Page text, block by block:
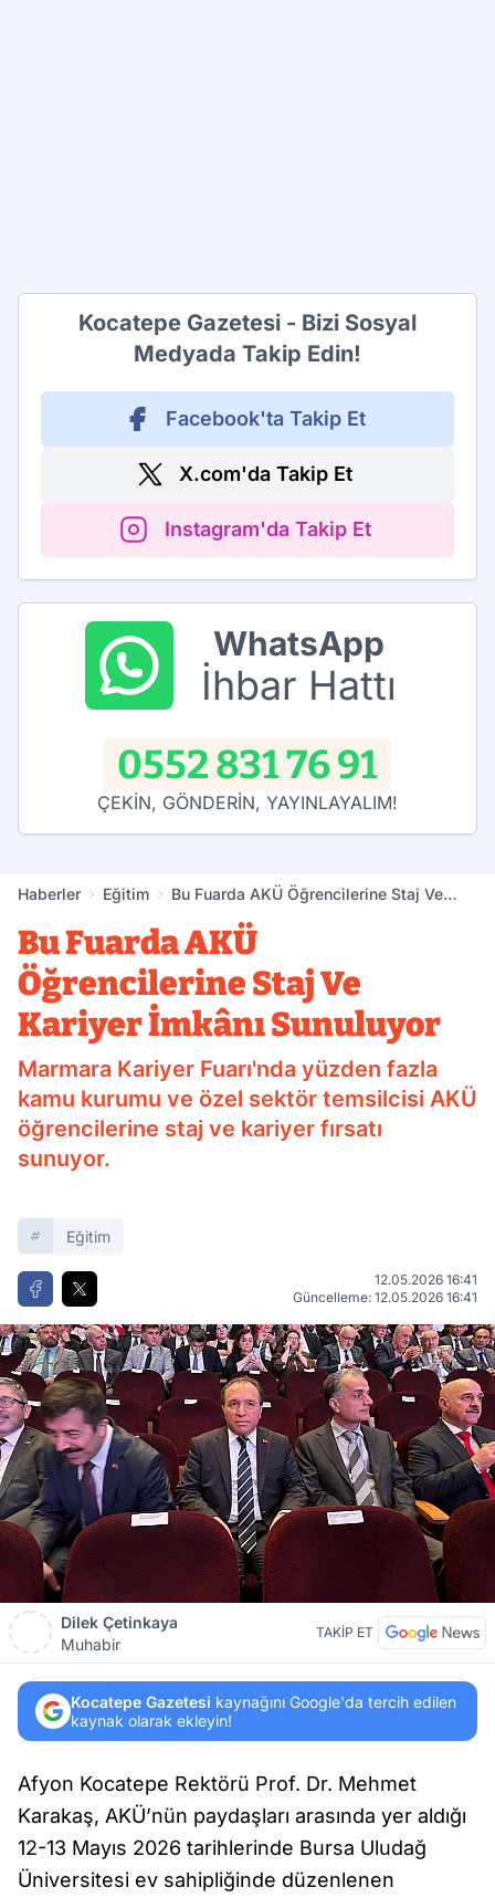
Kocatepe Gazetesi - Bizi Sosyal
Medyada Takip Edin!
Facebook'ta Takip Et
X.com'da Takip Et
Instagram'da Takip Et
WhatsApp
İhbar Hattı
0552 831 76 91
ÇEKİN, GÖNDERİN, YAYINLAYALIM!
Haberler Eğitim
Bu Fuarda AKÜ Öğrencilerine Staj Ve
Bu Fuarda AKÜ
Öğrencilerine Staj Ve
Kariyer İmkânı Sunuluyor
Marmara Kariyer Fuarı'nda yüzden fazla
kamu kurumu ve özel sektör temsilcisi AKÜ
öğrencilerine staj ve kariyer fırsatı
sunuyor.
Eğitim
12.05.2026 16:41
Güncelleme: 12.05.2026 16:41
Dilek Çetinkaya
Muhabir
TAKİP ET
Kocatepe Gazetesi kaynağını Google'da tercih edilen
kaynak olarak ekleyin!
Afyon Kocatepe Rektörü Prof. Dr. Mehmet
Karakaş, AKÜ’nün paydaşları arasında yer aldığı
12-13 Mayıs 2026 tarihlerinde Bursa Uludağ
Üniversitesi ev sahipliğinde düzenlenen